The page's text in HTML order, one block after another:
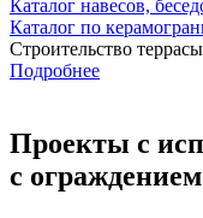
Каталог навесов,
Каталог по
Строительство
Подробнее
Проекты с
с ограждением